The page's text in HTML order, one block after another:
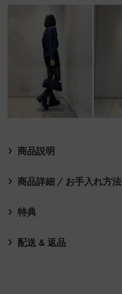
商品説明
商品詳細 / お手入れ方法
特典
配送 & 返品